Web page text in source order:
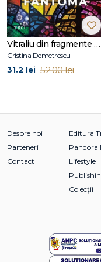
împreună cu care are
Vitraliu din fragmente de fantomă
Cristina Demetrescu
31.2 lei 52.00 lei
Despre noi
Parteneri
Contact
Editura
Pandora
Lifestyle
Colecții